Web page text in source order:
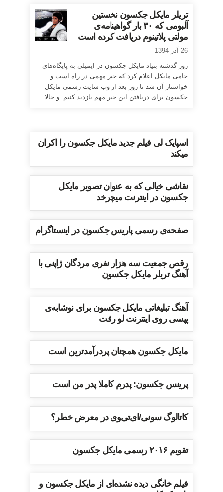
تریلر مایکل جکسون نخستین
آلبومی که ۳۰ بار گواهینامه‌ی
مولتی پلاتینوم دریافت کرده است
26 آذر 1394
روز گذشته بنیاد مایکل جکسون در ایمیلی به پایگاه‌های
حامی مایکل اعلام کرد که خبر مهمی در راه است و
خواستار آن شد تا روز بعد از وب سایت رسمی مایکل
جکسون برای دریافتن این خبر مهم بازدید کنیم. و حالا...
اسپایک لی فیلم جدید مایکل جکسون را اکران
میکند
نقاشی خیالی که به عنوان تصویر مایکل
جکسون در اینترنت میچرخد
صفحه‌ی رسمی پاریس جکسون در اینستاگرام
رقص جمعیت سه هزار نفری مردگان ژاپنی با
آهنگ تریلر مایکل جکسون
آهنگ تبلیغاتی مایکل جکسون برای نوشابه‌ی
پپسی روی اینترنت لو رفت
مایکل جکسون همچنان پردرآمدترین است
پرینس جکسون: پدرم کاملا پدر من است
کاتالوگ سونی/ای‌تی‌وی در معرض خطر؟
تقویم ۲۰۱۶ رسمی مایکل جکسون
فیلم خانگی دیده نشده‌ای از مایکل جکسون و